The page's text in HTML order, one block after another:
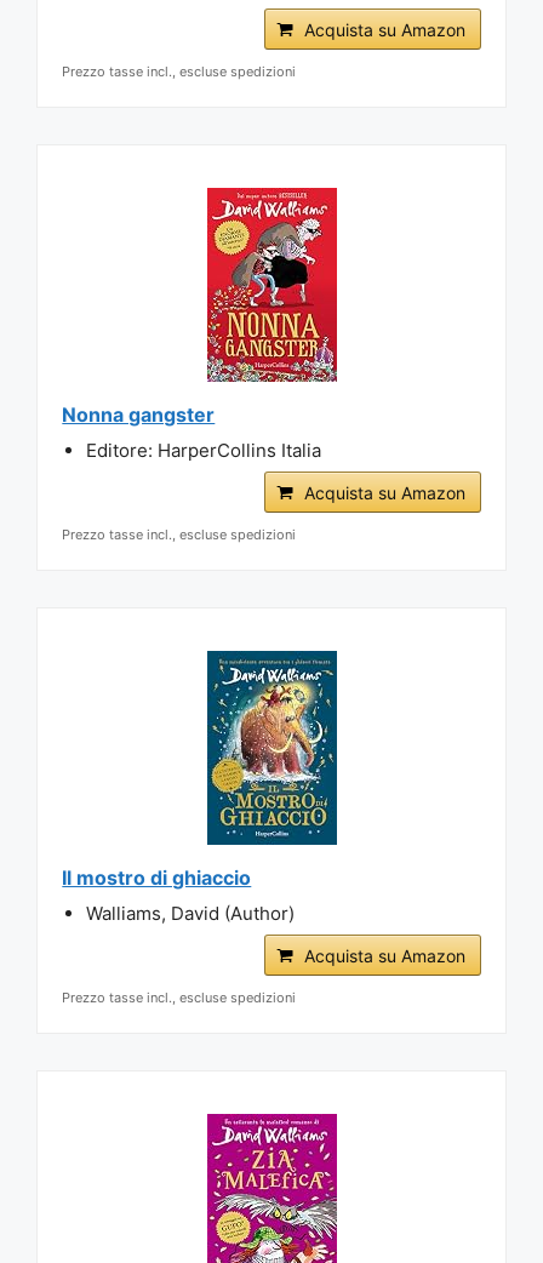
Acquista su Amazon
Prezzo tasse incl., escluse spedizioni
Nonna gangster
Editore: HarperCollins Italia
Acquista su Amazon
Prezzo tasse incl., escluse spedizioni
Il mostro di ghiaccio
Walliams, David (Author)
Acquista su Amazon
Prezzo tasse incl., escluse spedizioni